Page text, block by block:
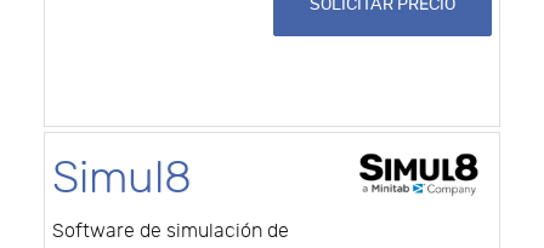
Simul8
Software de simulación de